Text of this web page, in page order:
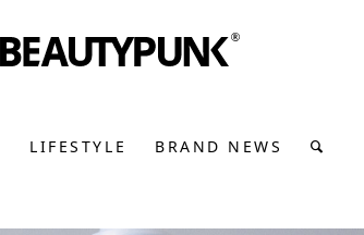
LIFESTYLE BRAND NEWS